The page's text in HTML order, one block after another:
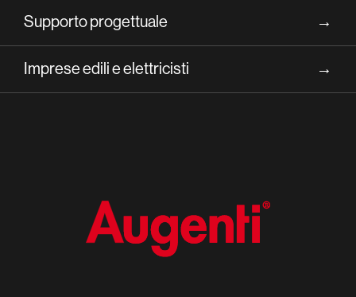
Supporto progettuale →
Imprese edili e elettricisti →